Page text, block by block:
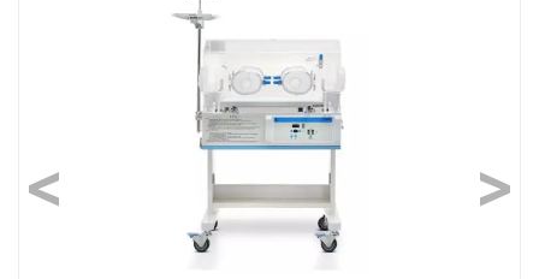
<Précédent >